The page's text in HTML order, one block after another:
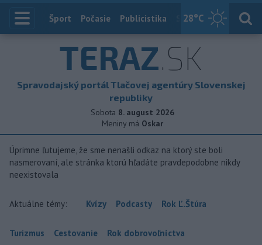
28°C
Index
Šport Počasie Publicistika Slovensko
TERAZ.SK
Spravodajský portál Tlačovej agentúry Slovenskej
republiky
Sobota 8. august 2026
Meniny má Oskar
Úprimne ľutujeme, že sme nenašli odkaz na ktorý ste boli
nasmerovaní, ale stránka ktorú hľadáte pravdepodobne nikdy
neexistovala
Aktuálne témy: Kvízy Podcasty Rok Ľ.Štúra
Turizmus Cestovanie Rok dobrovoľníctva